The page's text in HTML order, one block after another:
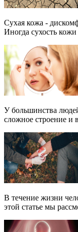
Сухая кожа -
Иногда сухость кожи
У большинства
сложное строение
В течение жизни
этой статье мы